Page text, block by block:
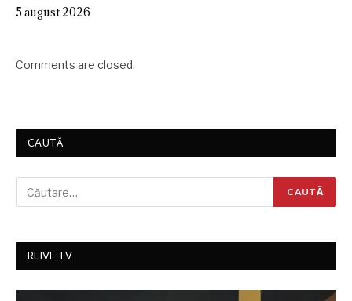
5 august 2026
Comments are closed.
CAUTĂ
RLIVE TV